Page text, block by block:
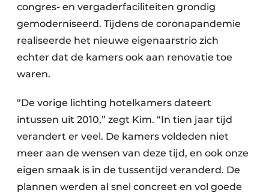
congres- en vergaderfaciliteiten grondig
gemoderniseerd. Tijdens de coronapandemie
realiseerde het nieuwe eigenaarstrio zich
echter dat de kamers ook aan renovatie toe
waren.
“De vorige lichting hotelkamers dateert
intussen uit 2010,” zegt Kim. “In tien jaar tijd
verandert er veel. De kamers voldeden niet
meer aan de wensen van deze tijd, en ook onze
eigen smaak is in de tussentijd veranderd. De
plannen werden al snel concreet en vol goede